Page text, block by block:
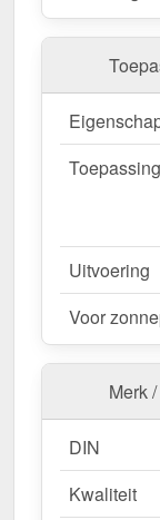
nu en
Wegens maatwerk /
Toepassing
Uitvoering
Voor
Merk
DIN
Kwaliteit